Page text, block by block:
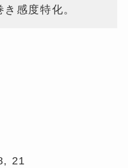
感度特化。
21